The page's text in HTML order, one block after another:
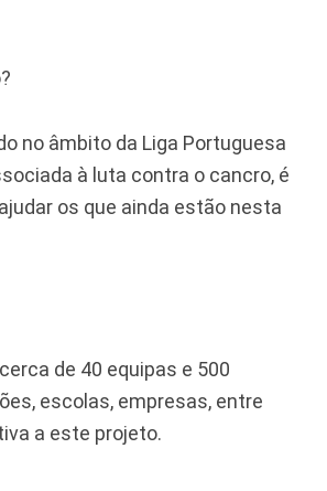
no âmbito da Liga Portuguesa
à luta contra o cancro, é
os que ainda estão nesta
de 40 equipas e 500
escolas, empresas, entre
a este projeto.